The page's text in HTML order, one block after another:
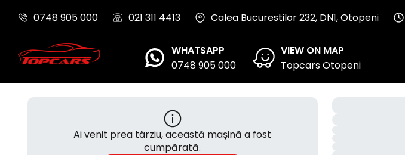
0748 905 000 021 311 4413 Calea Bucurestilor 232, DN1, Otopeni
WHATSAPP
0748 905 000
VIEW ON MAP
Topcars Otopeni
Ai venit prea târziu, această mașină a fost
cumpărată.